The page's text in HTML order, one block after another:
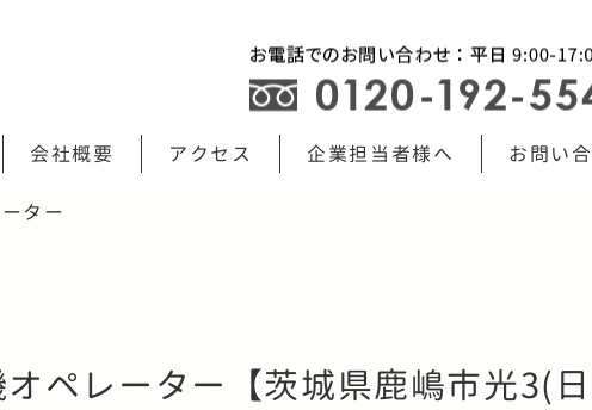
会社概要 アクセス 企業担当者様へ お問い
ター
ペレーター【茨城県鹿嶋市光3(